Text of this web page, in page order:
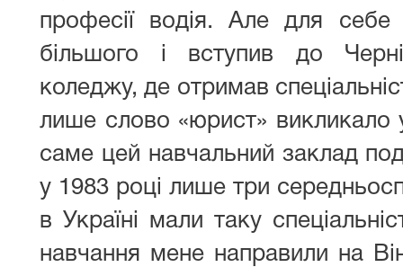
професії водія. Але для
більшого і вступив до
коледжу, де отримав
лише слово «юрист»
саме цей навчальний заклад
у 1983 році лише три
в Україні мали таку
навчання мене направили на